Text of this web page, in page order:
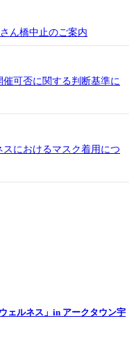
ん橋中止のご案内
可否に関する判断基準に
スにおけるマスク着用につ
ェルネス」in アークタウン宇